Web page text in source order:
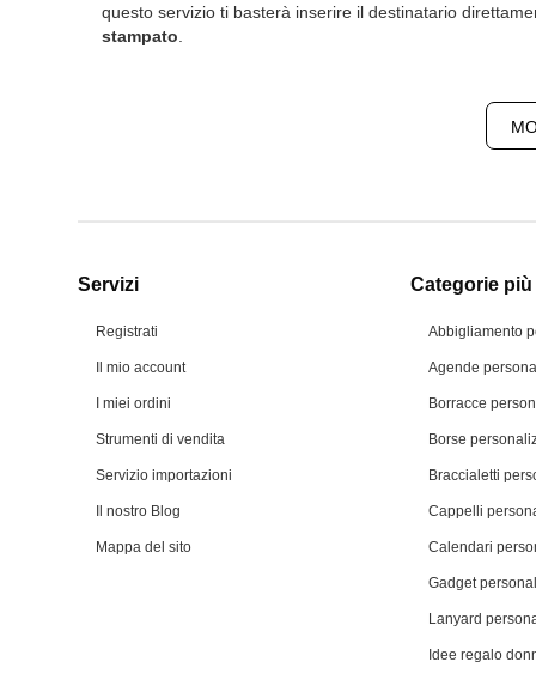
questo servizio ti basterà inserire il destinatario
stampato
Servizi
Registrati
Il mio account
I miei ordini
Strumenti di vendita
Servizio importazioni
Il nostro Blog
Mappa del sito
Categorie
Abbigliamento
Agende
Borracce
Borse
Braccialetti
Cappelli
Calendari
Gadget
Lanyard
Idee regalo